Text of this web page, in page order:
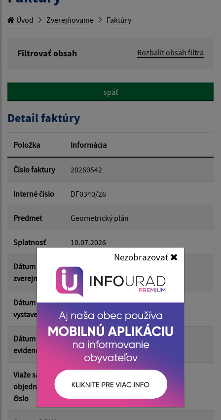
Nezobrazovať
Úvod Zverejňovanie Faktúry
Filtrovať obsah
Rozbaliť obsah filtra
Hľadať v:
Dátum od:
Suma od:
Suma do:
Filtrovať Reset
späť
Detail faktúry
Položka Informácia
Číslo faktury 20260542
Interné číslo DF0340/26
Predmet Geometrický plán
Splatnosť 10.07.2026
Dátum
zverejnenia
29.06.2026
Dátum
vystavenia
26.06.2026
Dátum
evidencie
29.06.2026
Viaže sa k
objednávkam
čislo